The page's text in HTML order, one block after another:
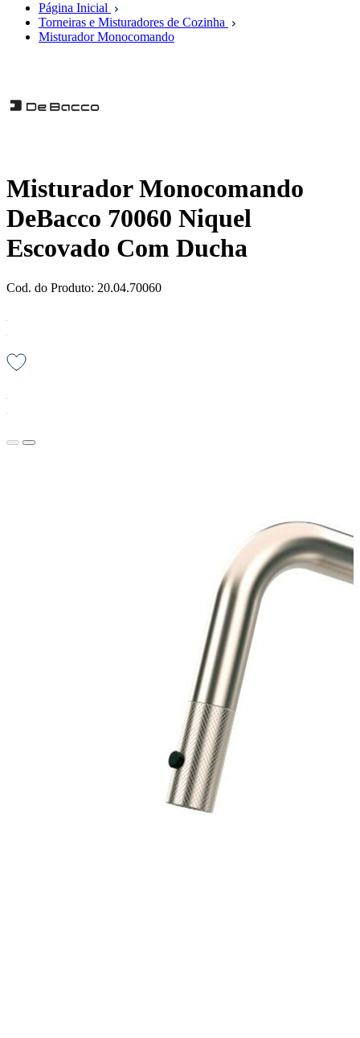
Página Inicial
Torneiras e Misturadores de Cozinha
Misturador Monocomando
Misturador Monocomando
DeBacco 70060 Niquel
Escovado Com Ducha
Cod. do Produto: 20.04.70060